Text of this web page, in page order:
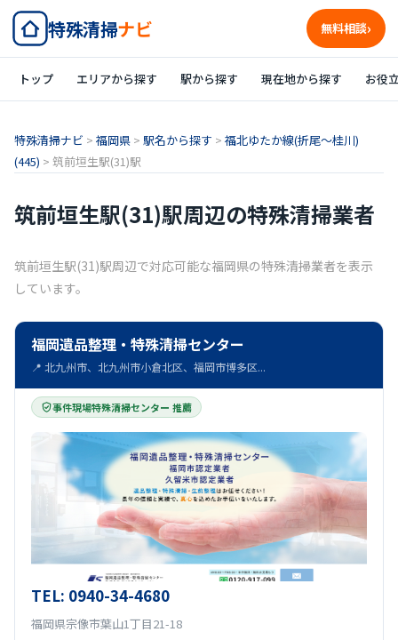
特殊清掃ナビ 無料相談
トップ エリアから探す 駅から探す 現在地から探す お役
特殊清掃ナビ > 福岡県 > 駅名から探す > 福北ゆたか線(折尾～桂川)
(445) > 筑前垣生駅(31)駅
筑前垣生駅(31)駅周辺の特殊清掃業者
筑前垣生駅(31)駅周辺で対応可能な福岡県の特殊清掃業者を表示
しています。
福岡遺品整理・特殊清掃センター
📍 北九州市、北九州市小倉北区、福岡市博多区...
事件現場特殊清掃センター 推薦
TEL: 0940-34-4680
福岡県宗像市葉山1丁目21-18